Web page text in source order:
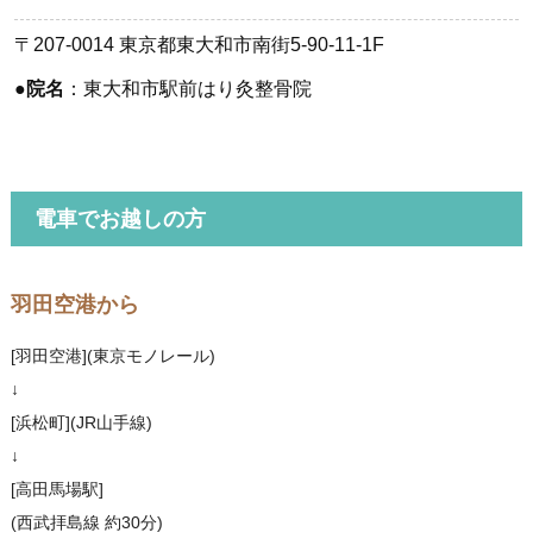
〒207-0014 東京都東大和市南街5-90-11-1F
●院名 ：東大和市駅前はり灸整骨院
電車でお越しの方
羽田空港から
[羽田空港](東京モノレール)
↓
[浜松町](JR山手線)
↓
[高田馬場駅]
(西武拝島線 約30分)